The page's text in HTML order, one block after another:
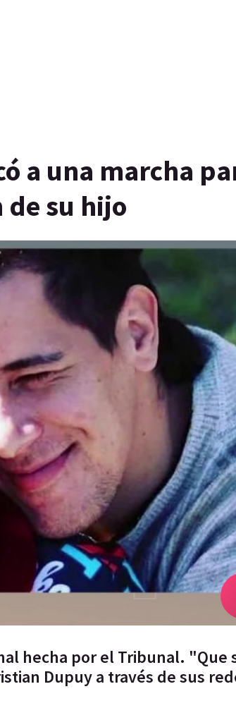
a una marcha
su hijo
hecha por el Tribunal. "Que
Dupuy a través de sus